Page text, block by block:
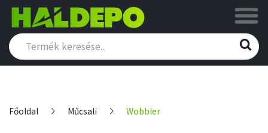
Főoldal Műcsali Wobbler